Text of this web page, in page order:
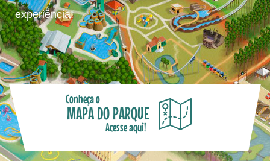
experiência!
Conheça o
MAPA DO PARQUE
Acesse aqui!